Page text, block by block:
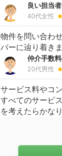
良い担当
40代女性
物件を問い合わ
バーに辿り着き
仲介手数
20代男性
サービス料やコ
すべてのサービ
を考えたらかな